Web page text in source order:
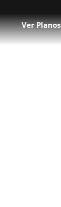
Ver Planos